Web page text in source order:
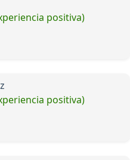
positiva)
positiva)